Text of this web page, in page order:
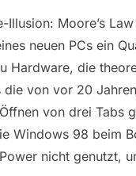
Illusion: Moore’s
neuen PCs ein
Hardware, die
die von vor 20
von drei Tabs
Windows 98 beim
nicht genutzt,